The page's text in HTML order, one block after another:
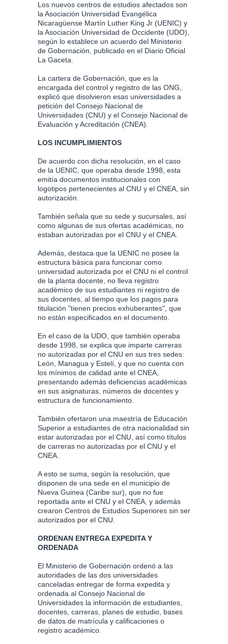
Los nuevos centros de estudios afectados son
la Asociación Universidad Evangélica
Nicaragüense Martín Luther King Jr (UENIC) y
la Asociación Universidad de Occidente (UDO),
según lo establece un acuerdo del Ministerio
de Gobernación, publicado en el Diario Oficial
La Gaceta.
La cartera de Gobernación, que es la
encargada del control y registro de las ONG,
explicó que disolvieron esas universidades a
petición del Consejo Nacional de
Universidades (CNU) y el Consejo Nacional de
Evaluación y Acreditación (CNEA).
LOS INCUMPLIMIENTOS
De acuerdo con dicha resolución, en el caso
de la UENIC, que operaba desde 1998, esta
emitía documentos institucionales con
logotipos pertenecientes al CNU y el CNEA, sin
autorización.
También señala que su sede y sucursales, así
como algunas de sus ofertas académicas, no
estaban autorizadas por el CNU y el CNEA.
Además, destaca que la UENIC no posee la
estructura básica para funcionar como
universidad autorizada por el CNU ni el control
de la planta docente, no lleva registro
académico de sus estudiantes ni registro de
sus docentes, al tiempo que los pagos para
titulación "tienen precios exhuberantes", que
no están especificados en el documento.
En el caso de la UDO, que también operaba
desde 1998, se explica que imparte carreras
no autorizadas por el CNU en sus tres sedes:
León, Managua y Estelí, y que no cuenta con
los mínimos de calidad ante el CNEA,
presentando además deficiencias académicas
en sus asignaturas, números de docentes y
estructura de funcionamiento.
También ofertaron una maestría de Educación
Superior a estudiantes de otra nacionalidad sin
estar autorizadas por el CNU, así como títulos
de carreras no autorizadas por el CNU y el
CNEA.
A esto se suma, según la resolución, que
disponen de una sede en el municipio de
Nueva Guinea (Caribe sur), que no fue
reportada ante el CNU y el CNEA, y además
crearon Centros de Estudios Superiores sin ser
autorizados por el CNU.
ORDENAN ENTREGA EXPEDITA Y
ORDENADA
El Ministerio de Gobernación ordenó a las
autoridades de las dos universidades
canceladas entregar de forma expedita y
ordenada al Consejo Nacional de
Universidades la información de estudiantes,
docentes, carreras, planes de estudio, bases
de datos de matrícula y calificaciones o
registro académico.